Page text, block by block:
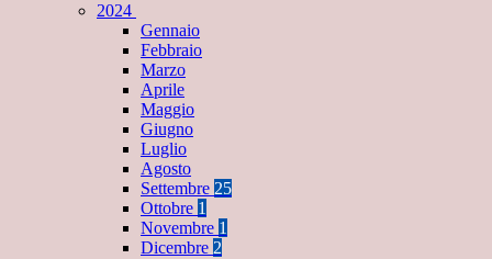
2024
Gennaio
Febbraio
Marzo
Aprile
Maggio
Giugno
Luglio
Agosto
Settembre 25
Ottobre 1
Novembre 1
Dicembre 2